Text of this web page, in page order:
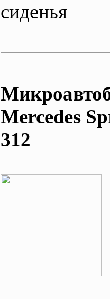
сиденья
Mеrcedes
312